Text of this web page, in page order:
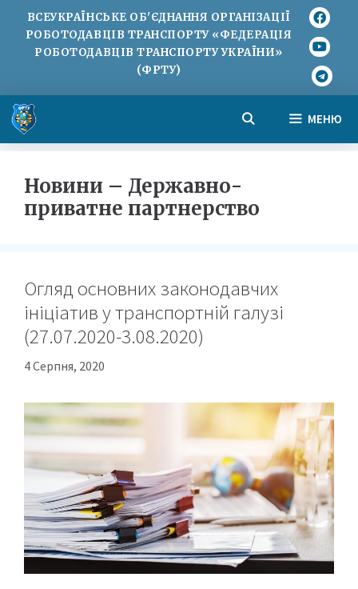
ВСЕУКРАЇНСЬКЕ ОБ'ЄДНАННЯ ОРГАНІЗАЦІЇ
РОБОТОДАВЦІВ ТРАНСПОРТУ «ФЕДЕРАЦІЯ
РОБОТОДАВЦІВ ТРАНСПОРТУ УКРАЇНИ»
(ФРТУ)
МЕНЮ
Новини – Державно-
приватне партнерство
Огляд основних законодавчих
ініціатив у транспортній галузі
(27.07.2020-3.08.2020)
4 Серпня, 2020